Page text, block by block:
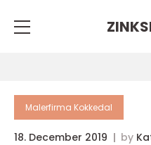
Malerfirma Kokkedal
18. December 2019 by